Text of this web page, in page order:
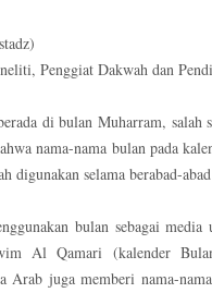
Penggiat Dakwah dan
di bulan Muharram,
nama-nama bulan pada
digunakan selama berabad-
bulan sebagai
Al Qamari (kalender
Arab juga memberi nama-